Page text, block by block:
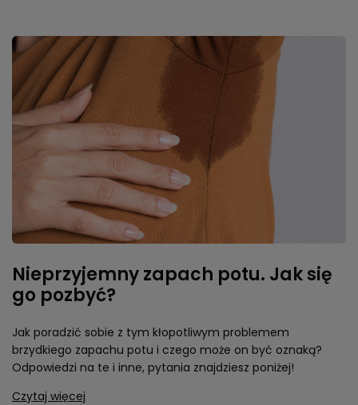
Nieprzyjemny zapach potu. Jak się
go pozbyć?
Jak poradzić sobie z tym kłopotliwym problemem
brzydkiego zapachu potu i czego może on być oznaką?
Odpowiedzi na te i inne, pytania znajdziesz poniżej!
Czytaj więcej